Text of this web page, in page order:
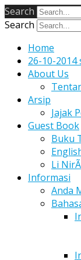
Search
Search
Home
26-10-2014
About Us
Arsip
Jajak
Guest Book
Buku
Li
Informasi
Anda